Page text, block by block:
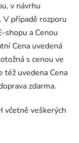
v návrhu
V případě rozporu
shopu a Cenou
Cena uvedená
s cenou ve
též uvedena Cena
zdarma.
včetně veškerých